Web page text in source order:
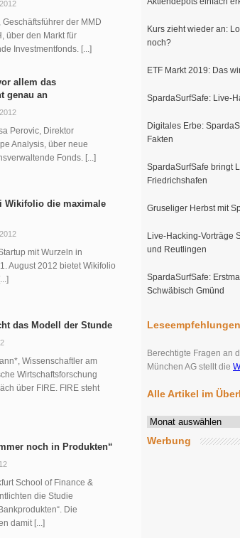
der MMD
über den Markt für
Investmentfonds. [...]
allem das
genau an
Perovic, Direktor
Analysis, über neue
Fonds. [...]
Wikifolio die maximale
mit Wurzeln in
August 2012 bietet Wikifolio
das Modell der Stunde
Wissenschaftler am
Wirtschaftsforschung
über FIRE. FIRE steht
noch in Produkten“
School of Finance &
die Studie
Die
damit [...]
Kurs zieht wieder an:
noch?
ETF Markt 2019: Das
SpardaSurfSafe: Live-
Digitales Erbe:
Fakten
SpardaSurfSafe bringt
Friedrichshafen
Gruseliger Herbst mit
Live-Hacking-Vorträge
und Reutlingen
SpardaSurfSafe:
Schwäbisch Gmünd
Berechtigte Fragen an
München AG stellt die
Alle Artikel im
Alle
im
Werbung